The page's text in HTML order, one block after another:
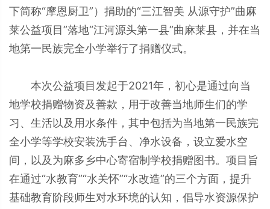
下简称“摩恩厨卫”）捐助的“三江智美 从源守护”曲麻
莱公益项目”落地“江河源头第一县”曲麻莱县，并在当
地第一民族完全小学举行了捐赠仪式。
本次公益项目发起于2021年，初心是通过向当
地学校捐赠物资及善款，用于改善当地师生们的学
习、生活以及用水条件，其中包括为当地第一民族完
全小学等学校安装洗手台、净水设备，设立爱水空
间，以及为麻多乡中心寄宿制学校捐赠图书。项目旨
在通过“水教育”“水关怀”“水改造”的三个方面，提升
基础教育阶段师生对水环境的认知，倡导水资源保护